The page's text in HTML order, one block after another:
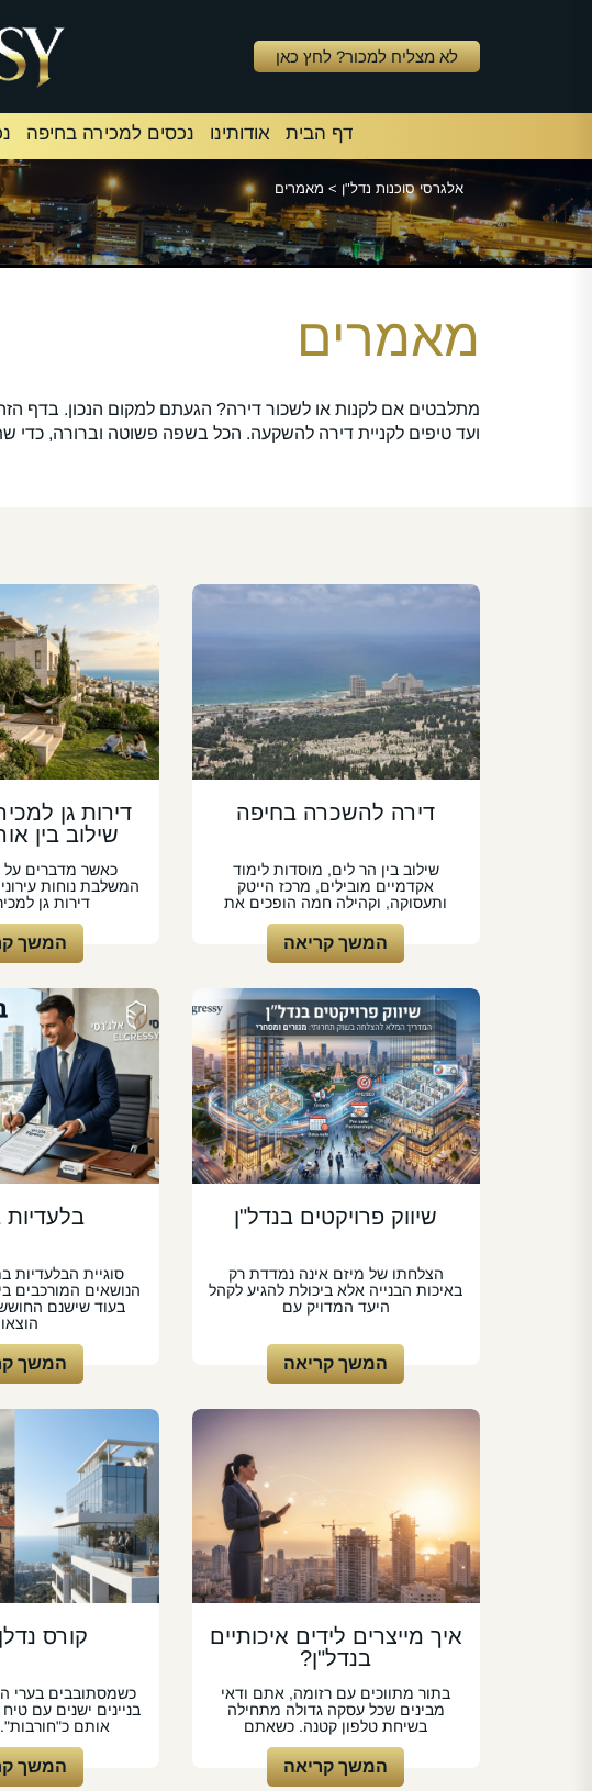
לא מצליח למכור? לחץ כאן
דף הבית אודותינו נכסים למכירה בחיפה
אלגרסי סוכנות נדל"ן > מאמרים
מאמרים
מתלבטים אם לקנות או לשכור דירה? הגעתם למקום הנכון. בדף
ועד טיפים לקניית דירה להשקעה. הכל בשפה פשוטה וברורה, כדי
דירה להשכרה בחיפה
שילוב בין הר לים, מוסדות לימוד
אקדמיים מובילים, מרכז הייטק
ותעסוקה, וקהילה חמה הופכים את
המשך קריאה
דירות גן
שילוב בין
כאשר מדברים על
המשלבת נוחות
דירות גן
המשך
שיווק פרויקטים בנדל"ן
הצלחתו של מיזם אינה נמדדת רק
באיכות הבנייה אלא ביכולת להגיע לקהל
היעד המדויק עם
המשך קריאה
בלעדיות
סוגיית הבלעדיות
הנושאים המורכבים
בעוד שישנם
המשך
איך מייצרים לידים איכותיים
בנדל"ן?
בתור מתווכים עם רזומה, אתם ודאי
מבינים שכל עסקה גדולה מתחילה
בשיחת טלפון קטנה. כשאתם
המשך קריאה
קורס
כשמסתובבים בערי
בניינים ישנים עם
אותם כ"חורבות".
המשך